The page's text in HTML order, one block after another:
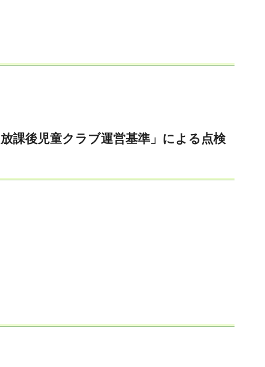
課後児童クラブ運営基準」による点検